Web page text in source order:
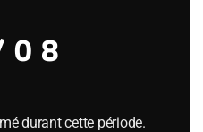
facture.
durant cette période.